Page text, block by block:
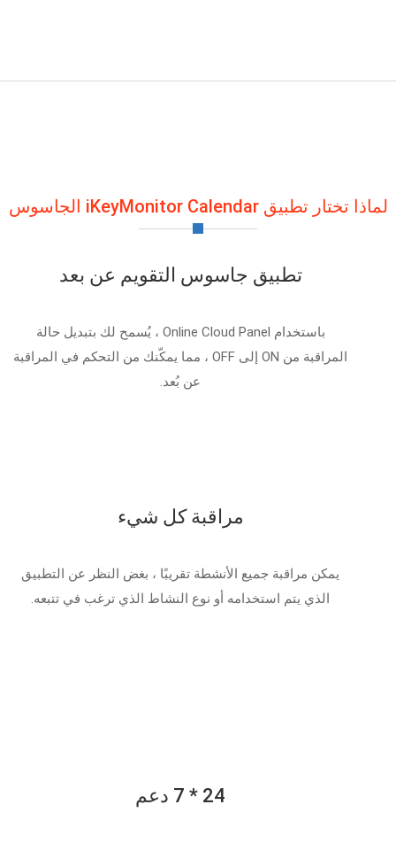
لماذا تختار تطبيق iKeyMonitor Calendar الجاسوس
تطبيق جاسوس التقويم عن بعد
باستخدام Online Cloud Panel ، يُسمح لك بتبديل حالة
المراقبة من ON إلى OFF ، مما يمكّنك من التحكم في المراقبة
عن بُعد.
مراقبة كل شيء
يمكن مراقبة جميع الأنشطة تقريبًا ، بغض النظر عن التطبيق
الذي يتم استخدامه أو نوع النشاط الذي ترغب في تتبعه.
24 * 7 دعم